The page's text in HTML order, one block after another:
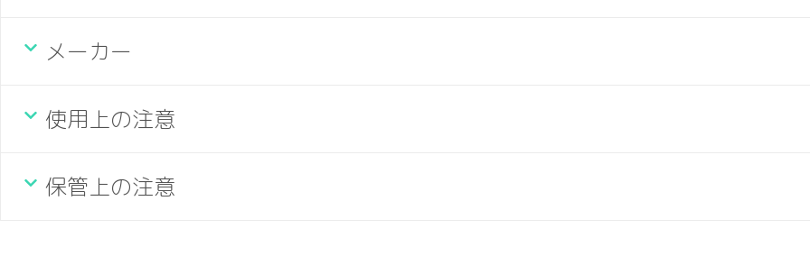
メーカー
使用上の注意
保管上の注意